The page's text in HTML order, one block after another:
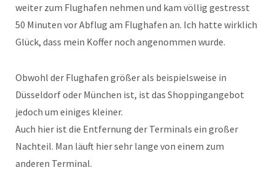
weiter zum Flughafen nehmen und kam völlig gestresst
50 Minuten vor Abflug am Flughafen an. Ich hatte wirklich
Glück, dass mein Koffer noch angenommen wurde.
Obwohl der Flughafen größer als beispielsweise in
Düsseldorf oder München ist, ist das Shoppingangebot
jedoch um einiges kleiner.
Auch hier ist die Entfernung der Terminals ein großer
Nachteil. Man läuft hier sehr lange von einem zum
anderen Terminal.